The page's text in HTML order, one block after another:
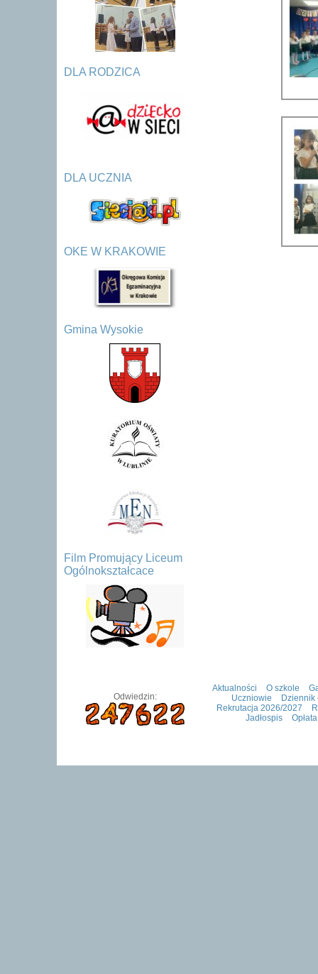
DLA RODZICA
DLA UCZNIA
OKE W KRAKOWIE
Gmina Wysokie
Film Promujący Liceum
Ogólnokształcace
Odwiedzin:
Aktualności O szkole
Uczniowie
Dziennik
Rekrutacja 2026/2027
Jadłospis